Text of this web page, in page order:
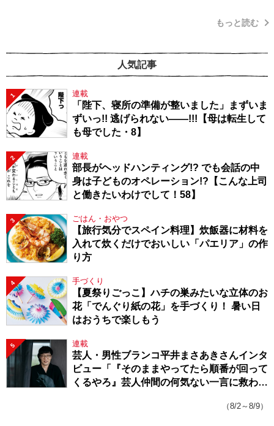
もっと読む
人気記事
1 連載
「陛下、寝所の準備が整いました」まずいま
ずいっ!! 逃げられない――!!!【母は転生して
も母でした・8】
2 連載
部長がヘッドハンティング!? でも会話の中
身は子どものオペレーション!?【こんな上司
と働きたいわけでして！58】
3 ごはん・おやつ
【旅行気分でスペイン料理】炊飯器に材料を
入れて炊くだけでおいしい「パエリア」の作
り方
4 手づくり
【夏祭りごっこ】ハチの巣みたいな立体のお
花「でんぐり紙の花」を手づくり！ 暑い日
はおうちで楽しもう
5 連載
芸人・男性ブランコ平井まさあきさんインタ
ビュー「『そのままやってたら順番が回って
くるやろ』芸人仲間の何気ない一言に救われ
（8/2～8/9）